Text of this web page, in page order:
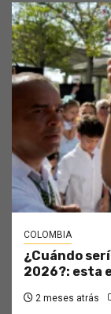
COLOMBIA
¿Cuándo
2026?: esta
2 meses atrás